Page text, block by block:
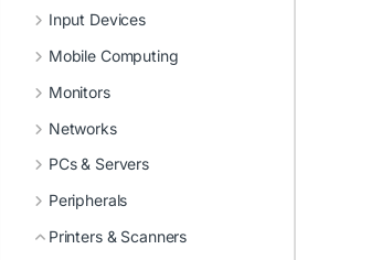
Input Devices
Mobile Computing
Monitors
Networks
PCs & Servers
Peripherals
Printers & Scanners